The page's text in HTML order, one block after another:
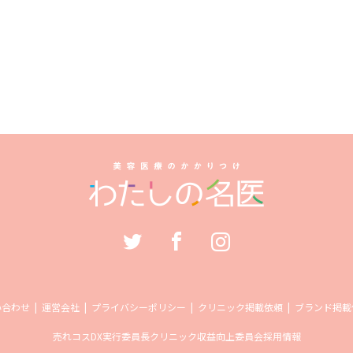
わせ 運営会社 プライバシーポリシー クリニック掲載依頼 ブランド掲
売れコスDX実行委員長クリニック収益向上委員会採用情報